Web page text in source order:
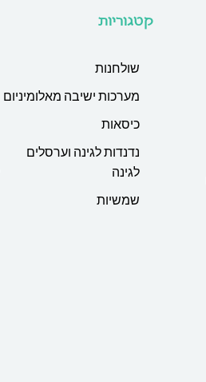
קטגוריות
שולחנות
מערכות ישיבה מאלומיניום
כיסאות
נדנדות לגינה וערסלים
לגינה
שמשיות